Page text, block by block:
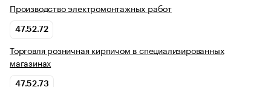
Производство электромонтажных работ
47.52.72
Торговля розничная кирпичом в специализированных
магазинах
47.52.73